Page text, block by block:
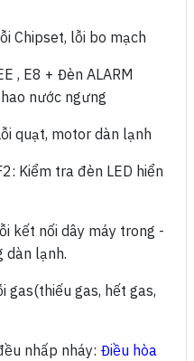
Chipset, lỗi bo mạch
, E8 + Đèn ALARM
nước ngưng
quạt, motor dàn lạnh
Kiểm tra đèn LED hiển
kết nối dây máy trong -
dàn lạnh.
gas(thiếu gas, hết gas,
nhấp nháy: Điều hòa